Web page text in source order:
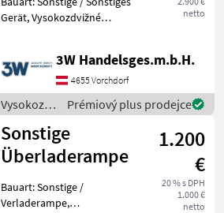
netto
Gerät, Vysokozdvižné
zariadenia 3W Handelsges.m.b.H.
4655 Vorchdorf
Vysokozdvižné
vozíky a
skladová
technika /
Sonstige
Prémiový plus prodejce
Sonstige
Überladerampe
1.200
€
20 % s DPH
1.000 €
netto
Bauart: Sonstige /
Verladerampe,